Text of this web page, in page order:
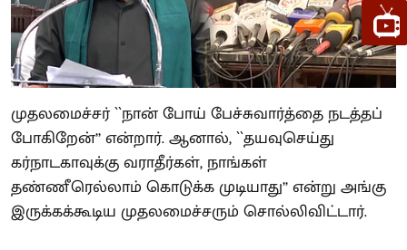
முதலமைச்சர் ``நான் போய் பேச்சுவார்த்தை நடத்தப்
போகிறேன்’’ என்றார். ஆனால், ``தயவுசெய்து
கர்நாடகாவுக்கு வராதீர்கள், நாங்கள்
தண்ணீரெல்லாம் கொடுக்க முடியாது’’ என்று அங்கு
இருக்கக்கூடிய முதலமைச்சரும் சொல்லிவிட்டார்.